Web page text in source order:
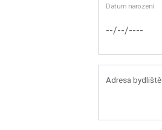
Datum narození
Adresa bydliště